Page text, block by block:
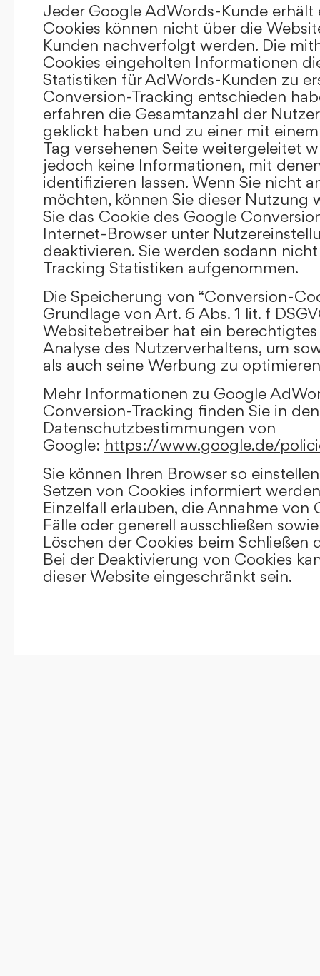
Jeder Google AdWords-Kunde erhält
Cookies können nicht über die
Kunden nachverfolgt werden. Die
Cookies eingeholten Informationen
Statistiken für AdWords-Kunden zu
Conversion-Tracking entschieden
erfahren die Gesamtanzahl der
geklickt haben und zu einer mit
Tag versehenen Seite weitergeleitet
jedoch keine Informationen, mit
identifizieren lassen. Wenn Sie nicht
möchten, können Sie dieser Nutzung
Sie das Cookie des Google
Internet-Browser unter
deaktivieren. Sie werden sodann
Tracking Statistiken aufgenommen.
Die Speicherung von “Conversion-
Grundlage von Art. 6 Abs. 1 lit. f
Websitebetreiber hat ein berechtigtes
Analyse des Nutzerverhaltens, um
als auch seine Werbung zu
Mehr Informationen zu Google
Conversion-Tracking finden Sie in den
Datenschutzbestimmungen von
Google: https://www.google.de/
Sie können Ihren Browser so
Setzen von Cookies informiert
Einzelfall erlauben, die Annahme von
Fälle oder generell ausschließen
Löschen der Cookies beim Schließen
Bei der Deaktivierung von Cookies
dieser Website eingeschränkt sein.